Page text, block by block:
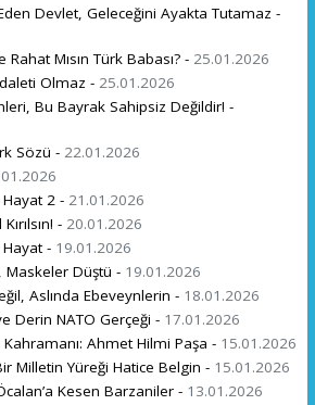
Devlet, Geleceğini Ayakta Tutamaz -
Rahat Mısın Türk Babası? - 25.01.2026
Olmaz - 25.01.2026
Bu Bayrak Sahipsiz Değildir! -
Sözü - 22.01.2026
2 - 21.01.2026
- 20.01.2026
- 19.01.2026
Maskeler Düştü - 19.01.2026
Aslında Ebeveynlerin - 18.01.2026
Derin NATO Gerçeği - 17.01.2026
Kahramanı: Ahmet Hilmi Paşa - 15.01.2026
Milletin Yüreği Hatice Belgin - 15.01.2026
Kesen Barzaniler - 13.01.2026